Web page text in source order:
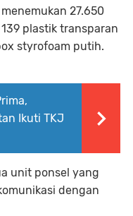
27.650
plastik transparan
styrofoam putih.
Ikuti TKJ
unit ponsel yang
dengan